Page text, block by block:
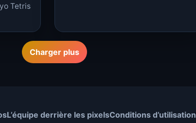
Tetris
Charger plus
L’équipe derrière les pixelsConditions d’utilisation